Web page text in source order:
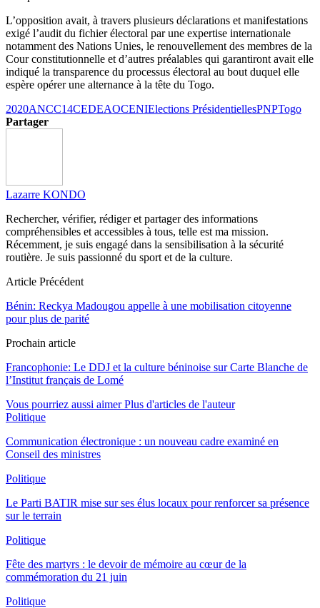
L’opposition avait, à travers plusieurs déclarations et manifestations
exigé l’audit du fichier électoral par une expertise internationale
notamment des Nations Unies, le renouvellement des membres de la
Cour constitutionnelle et d’autres préalables qui garantiront avait elle
indiqué la transparence du processus électoral au bout duquel elle
espère opérer une alternance à la tête du Togo.
2020ANCC14CEDEAOCENIElections PrésidentiellesPNPTogo
Partager
Lazarre KONDO
Rechercher, vérifier, rédiger et partager des informations
compréhensibles et accessibles à tous, telle est ma mission.
Récemment, je suis engagé dans la sensibilisation à la sécurité
routière. Je suis passionné du sport et de la culture.
Article Précédent
Bénin: Reckya Madougou appelle à une mobilisation citoyenne
pour plus de parité
Prochain article
Francophonie: Le DDJ et la culture béninoise sur Carte Blanche de
l’Institut français de Lomé
Vous pourriez aussi aimer Plus d'articles de l'auteur
Politique
Communication électronique : un nouveau cadre examiné en
Conseil des ministres
Politique
Le Parti BATIR mise sur ses élus locaux pour renforcer sa présence
sur le terrain
Politique
Fête des martyrs : le devoir de mémoire au cœur de la
commémoration du 21 juin
Politique